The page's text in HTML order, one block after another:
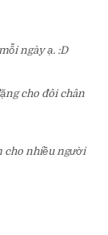
ngày ạ. :D
cho đôi chân
cho nhiều người